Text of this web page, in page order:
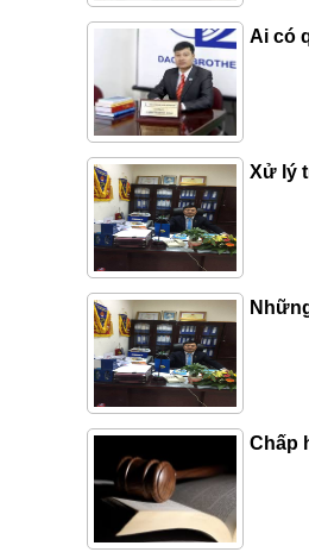
Ai có
Xử lý
Chấp